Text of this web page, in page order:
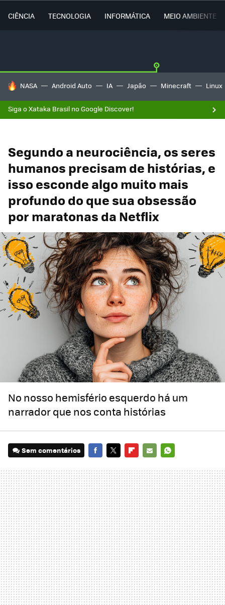
CIÊNCIA TECNOLOGIA INFORMÁTICA MEIO AMBIENTE
TENDÊNCIAS DO DIA
NASA Android Auto IA Japão Minecraft Linux
Siga o Xataka Brasil no Google Discover!
Segundo a neurociência, os seres
humanos precisam de histórias, e
isso esconde algo muito mais
profundo do que sua obsessão
por maratonas da Netflix
No nosso hemisfério esquerdo há um
narrador que nos conta histórias
Sem comentários
MAIL